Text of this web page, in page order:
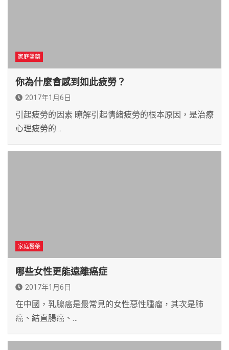
家庭醫藥
你為什麼會感到如此疲勞？
2017年1月6日
引起疲勞的因素 瞭解引起情緒疲勞的根本原因，是治療
心理疲勞的…
家庭醫藥
哪些女性更能遠離癌症
2017年1月6日
在中國，乳腺癌是最常見的女性惡性腫瘤，其次是肺
癌、結直腸癌、…